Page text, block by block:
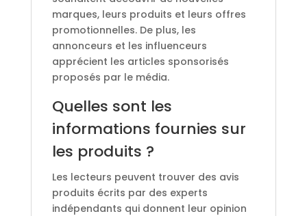
marques, leurs produits et leurs offres
promotionnelles. De plus, les
annonceurs et les influenceurs
apprécient les articles sponsorisés
proposés par le média.
Quelles sont les
informations fournies sur
les produits ?
Les lecteurs peuvent trouver des avis
produits écrits par des experts
indépendants qui donnent leur opinion